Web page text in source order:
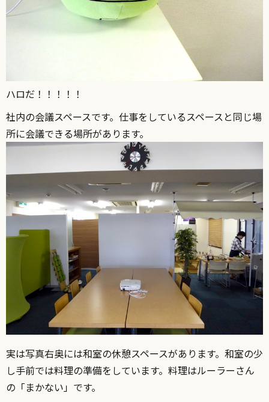
ハロだ！！！！！
社内の会議スペースです。仕事をしているスペースと同じ場
所に会議できる場所があります。
実は写真右奥には和室の休憩スペースがあります。和室の少
し手前では料理の準備をしています。料理はルーラーさん
の「まかない」です。